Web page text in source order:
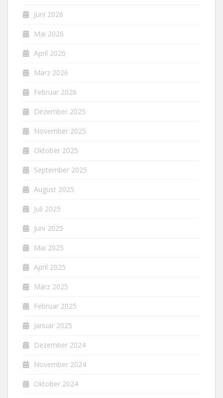
Juni 2026
Mai 2026
April 2026
März 2026
Februar 2026
Dezember 2025
November 2025
Oktober 2025
September 2025
August 2025
Juli 2025
Juni 2025
Mai 2025
April 2025
März 2025
Februar 2025
Januar 2025
Dezember 2024
November 2024
Oktober 2024